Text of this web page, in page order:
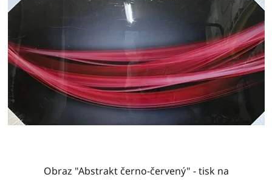
Obraz "Abstrakt černo-červený" - tisk na